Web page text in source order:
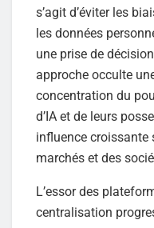
s’agit d’éviter les
les données
une prise de
approche occulte
concentration du
d’IA et de leurs
influence croissante
marchés et des
L’essor des
centralisation